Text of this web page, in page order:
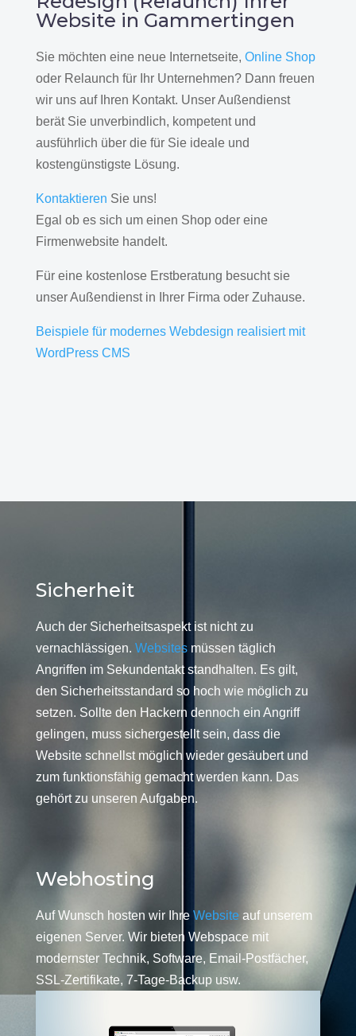
Website in Gammertingen
Sie möchten eine neue Internetseite, Online Shop
oder Relaunch für Ihr Unternehmen? Dann freuen
wir uns auf Ihren Kontakt. Unser Außendienst
berät Sie unverbindlich, kompetent und
ausführlich über die für Sie ideale und
kostengünstigste Lösung.
Kontaktieren Sie uns!
Egal ob es sich um einen Shop oder eine
Firmenwebsite handelt.
Für eine kostenlose Erstberatung besucht sie
unser Außendienst in Ihrer Firma oder Zuhause.
Beispiele für modernes Webdesign realisiert mit
WordPress CMS
Sicherheit
Auch der Sicherheitsaspekt ist nicht zu
vernachlässigen. Websitesmüssen täglich
Angriffen im Sekundentakt standhalten. Es gilt,
den Sicherheitsstandard so hoch wie möglich zu
setzen. Sollte den Hackern dennoch ein Angriff
gelingen, muss sichergestellt sein, dass die
Website schnellst möglich wieder gesäubert und
zum funktionsfähig gemacht werden kann. Das
gehört zu unseren Aufgaben.
Webhosting
Auf Wunsch hosten wir Ihre Website auf unserem
eigenen Server. Wir bieten Webspace mit
modernster Technik, Software, Email-Postfächer,
SSL-Zertifikate, 7-Tage-Backup usw.